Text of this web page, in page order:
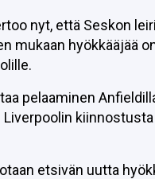
nyt, että Seskon
mukaan hyökkääjää
pelaaminen
Liverpoolin kiinnostusta
etsivän uutta